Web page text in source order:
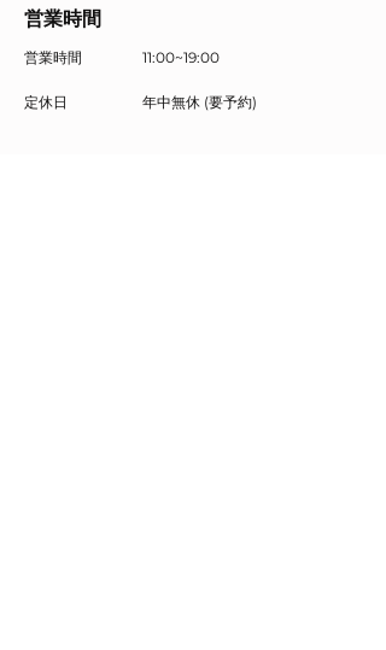
営業時間
営業時間 11:00~19:00
定休日 年中無休 (要予約)